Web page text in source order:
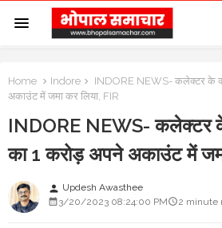
Home Indore
INDORE NEWS- कलेक्टर के
अकाउंट में जमा कर लिया, FIR
INDORE NEWS- कलेक्टर
का 1 करोड़ अपने अकाउंट में
person Updesh Awasthee
3/20/2023 08:24:00 PM
2 minute